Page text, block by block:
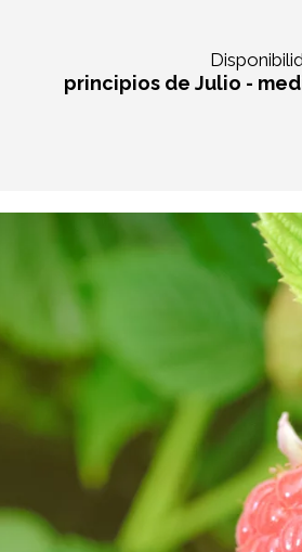
principios de Julio -